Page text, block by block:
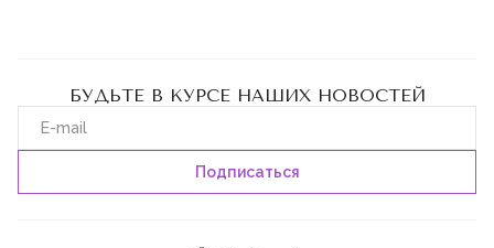
БУДЬТЕ В КУРСЕ НАШИХ НОВОСТЕЙ